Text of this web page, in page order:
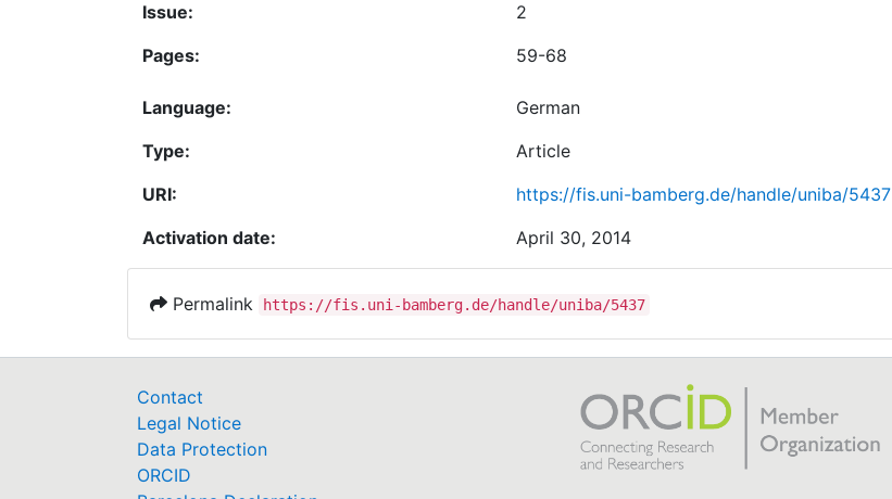
Issue:
2
Pages:
59-68
Language:
German
Type:
Article
URI:
https://fis.uni-bamberg.de/handle/uniba/5437
Activation date:
April 30, 2014
Permalink https://fis.uni-bamberg.de/handle/uniba/5437
Contact
Legal Notice
Data Protection
ORCID